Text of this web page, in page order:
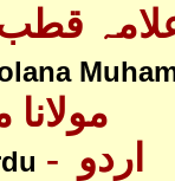
قطب